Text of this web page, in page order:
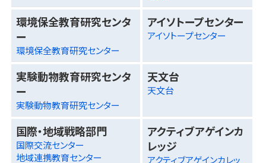
環境保全教育研究センタ
ー
環境保全教育研究センター
アイソトープセンター
アイソトープセンター
実験動物教育研究センタ
ー
実験動物教育研究センター
天文台
天文台
国際・地域戦略部門
国際交流センター
地域連携教育センター
アクティブアゲインカ
レッジ
アクティブアゲインカレッ